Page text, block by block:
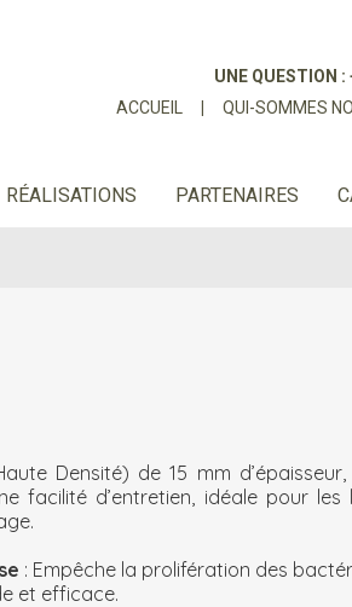
UNE QUESTION
ACCUEIL
QUI-SOMMES
RÉALISATIONS PARTENAIRES
Densité) de 15 mm
facilité d’entretien, idéale pour les
: Empêche la prolifération des
et efficace.